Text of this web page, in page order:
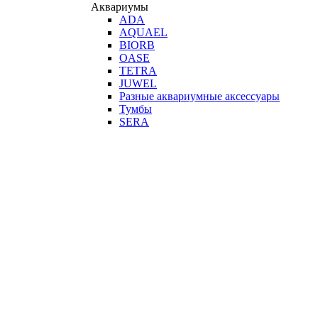
Аквариумы
ADA
AQUAEL
BIORB
OASE
TETRA
JUWEL
Разные аквариумные аксессуары
Тумбы
SERA